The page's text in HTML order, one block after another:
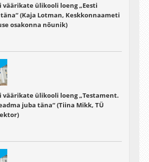
väärikate ülikooli loeng „Eesti
(Kaja Lotman, Keskkonnaameti
osakonna nõunik)
väärikate ülikooli loeng „Testament.
juba täna“ (Tiina Mikk, TÜ